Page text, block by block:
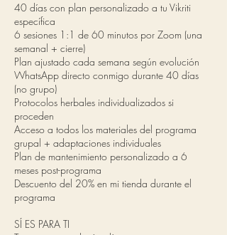
40 días con plan personalizado a tu Vikriti
específica
6 sesiones 1:1 de 60 minutos por Zoom (una
semanal + cierre)
Plan ajustado cada semana según evolución
WhatsApp directo conmigo durante 40 días
(no grupo)
Protocolos herbales individualizados si
proceden
Acceso a todos los materiales del programa
grupal + adaptaciones individuales
Plan de mantenimiento personalizado a 6
meses post-programa
Descuento del 20% en mi tienda durante el
programa
SÍ ES PARA TI